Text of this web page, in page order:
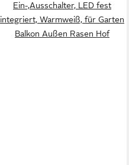
Ein-,Ausschalter, LED fest
integriert, Warmweiß, für Garten
Balkon Außen Rasen Hof